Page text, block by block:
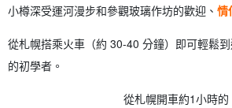
小樽深受運河漫步和參觀玻璃作坊的歡迎、 情
從札幌搭乘火車（約 30-40 分鐘）即可輕鬆
的初學者。
從札幌開車約1小時的